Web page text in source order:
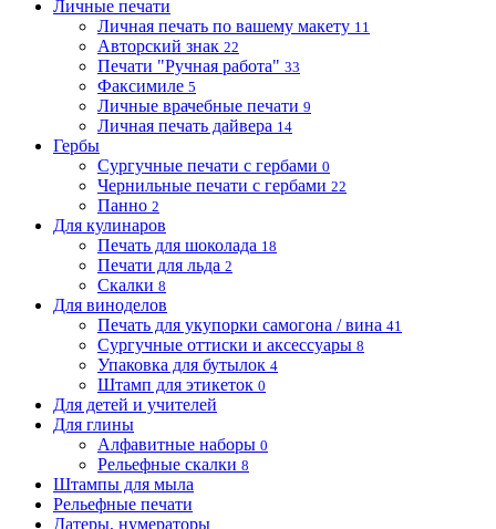
Личные печати
Личная печать по вашему макету 11
Авторский знак 22
Печати "Ручная работа" 33
Факсимиле 5
Личные врачебные печати 9
Личная печать дайвера 14
Гербы
Сургучные печати с гербами 0
Чернильные печати с гербами 22
Панно 2
Для кулинаров
Печать для шоколада 18
Печати для льда 2
Скалки 8
Для виноделов
Печать для укупорки самогона / вина 41
Сургучные оттиски и аксессуары 8
Упаковка для бутылок 4
Штамп для этикеток 0
Для детей и учителей
Для глины
Алфавитные наборы 0
Рельефные скалки 8
Штампы для мыла
Рельефные печати
Датеры, нумераторы